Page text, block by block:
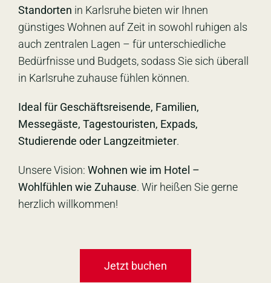
Standorten in Karlsruhe bieten wir Ihnen
günstiges Wohnen auf Zeit in sowohl ruhigen als
auch zentralen Lagen – für unterschiedliche
Bedürfnisse und Budgets, sodass Sie sich überall
in Karlsruhe zuhause fühlen können.
Ideal für Geschäftsreisende, Familien,
Messegäste, Tagestouristen, Expads,
Studierende oder Langzeitmieter.
Unsere Vision: Wohnen wie im Hotel –
Wohlfühlen wie Zuhause. Wir heißen Sie gerne
herzlich willkommen!
Jetzt buchen